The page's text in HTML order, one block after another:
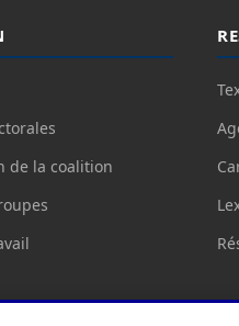
de la coalition